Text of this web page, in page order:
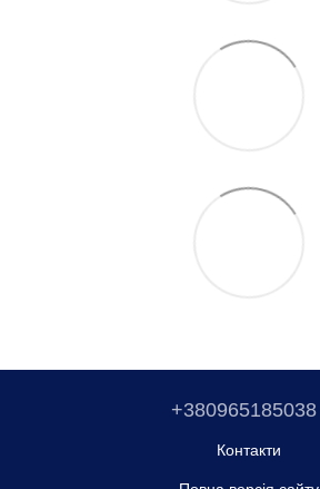
+380965185038
Контакти